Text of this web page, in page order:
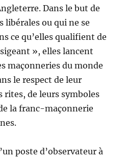
Dans le but de
libérales ou qui ne se
ce qu’elles qualifient de
», elles lancent
maçonneries du monde
le respect de leur
rites, de leurs symboles
la franc-maçonnerie
poste d’observateur à